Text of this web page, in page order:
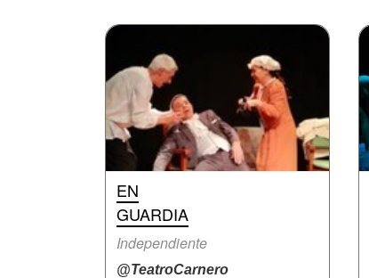
EN
GUARDIA
Independiente
@TeatroCarnero